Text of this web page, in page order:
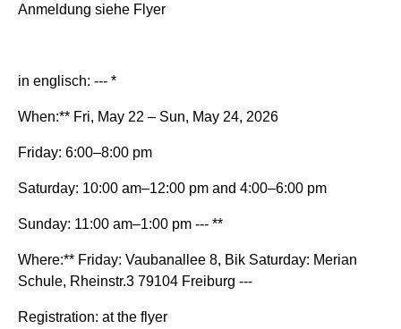
Anmeldung siehe Flyer
in englisch: --- *
When:** Fri, May 22 – Sun, May 24, 2026
Friday: 6:00–8:00 pm
Saturday: 10:00 am–12:00 pm and 4:00–6:00 pm
Sunday: 11:00 am–1:00 pm --- **
Where:** Friday: Vaubanallee 8, Bik Saturday: Merian
Schule, Rheinstr.3 79104 Freiburg ---
Registration: at the flyer